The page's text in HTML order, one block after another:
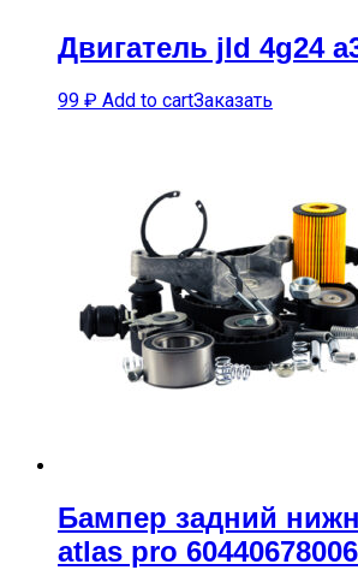
Двигатель jld 4g24
99 ₽ Add to cartЗаказать
Бампер задний
atlas pro